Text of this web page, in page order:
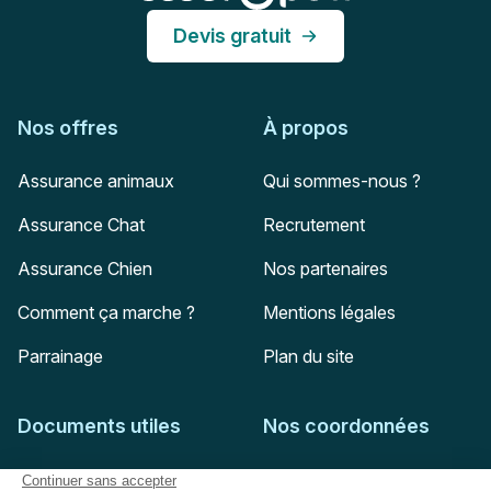
Devis gratuit
Nos offres
Assurance animaux
Assurance Chat
Assurance Chien
Comment ça marche ?
Parrainage
À propos
Qui sommes-nous ?
Recrutement
Nos partenaires
Mentions légales
Plan du site
Documents utiles
Feuille de soins
Nos coordonnées